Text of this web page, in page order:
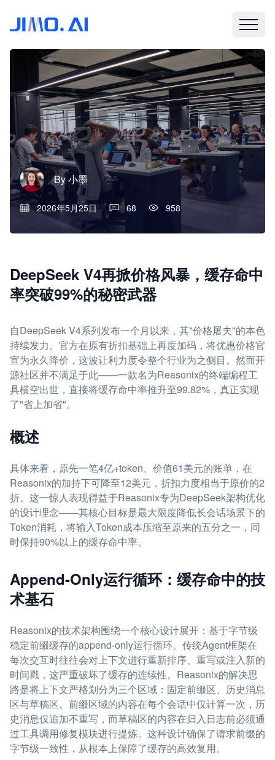
By小墨
2026年5月25日 68 958
DeepSeek V4再掀价格风暴，缓存命中
率突破99%的秘密武器
自DeepSeek V4系列发布一个月以来，其"价格屠夫"的本色
持续发力。官方在原有折扣基础上再度加码，将优惠价格官
宣为永久降价，这波让利力度令整个行业为之侧目。然而开
源社区并不满足于此——一款名为Reasonix的终端编程工
具横空出世，直接将缓存命中率推升至99.82%，真正实现
了"省上加省"。
概述
具体来看，原先一笔4亿+token、价值61美元的账单，在
Reasonix的加持下可降至12美元，折扣力度相当于原价的2
折。这一惊人表现得益于Reasonix专为DeepSeek架构优化
的设计理念——其核心目标是最大限度降低长会话场景下的
Token消耗，将输入Token成本压缩至原来的五分之一，同
时保持90%以上的缓存命中率。
Append-Only运行循环：缓存命中的技
术基石
Reasonix的技术架构围绕一个核心设计展开：基于字节级
稳定前缀缓存的append-only运行循环。传统Agent框架在
每次交互时往往会对上下文进行重新排序、重写或注入新的
时间戳，这严重破坏了缓存的连续性。Reasonix的解决思
路是将上下文严格划分为三个区域：固定前缀区、历史消息
区与草稿区。前缀区域的内容在每个会话中仅计算一次，历
史消息仅追加不重写，而草稿区的内容在归入日志前必须通
过工具调用修复模块进行提炼。这种设计确保了请求前缀的
字节级一致性，从根本上保障了缓存的高效复用。